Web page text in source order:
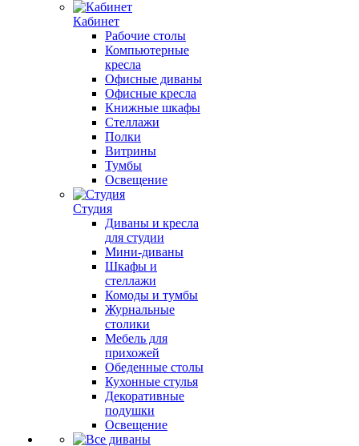
Кабинет
Рабочие столы
Компьютерные
кресла
Офисные диваны
Офисные кресла
Книжные шкафы
Стеллажи
Полки
Витрины
Тумбы
Освещение
Студия
Диваны и кресла
для студии
Мини-диваны
Шкафы и
стеллажи
Комоды и тумбы
Журнальные
столики
Мебель для
прихожей
Обеденные столы
Кухонные стулья
Декоративные
подушки
Освещение